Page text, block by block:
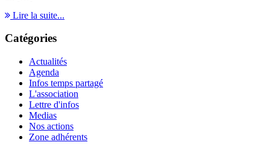
Lire la suite...
Catégories
Actualités
Agenda
Infos temps partagé
L'association
Lettre d'infos
Medias
Nos actions
Zone adhérents